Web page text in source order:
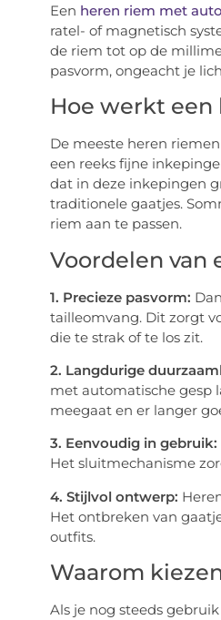
Een heren riem met
ratel- of magnetisch
de riem tot op de
pasvorm, ongeacht je
Hoe werkt
De meeste heren
een reeks fijne
dat in deze inkepingen
traditionele gaatjes.
riem aan te passen.
Voordelen van
1. Precieze pasvorm:
tailleomvang. Dit zorgt
die te strak of te los zit.
2. Langdurige
met automatische gesp
meegaat en er langer
3. Eenvoudig in gebruik:
Het sluitmechanisme
4. Stijlvol ontwerp:
Het ontbreken van
outfits.
Waarom
Als je nog steeds